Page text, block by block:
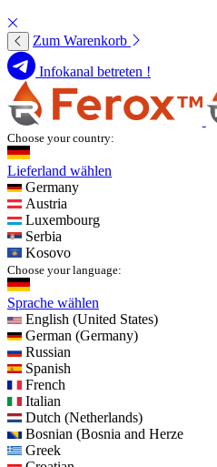
Zum Warenkorb
Infokanal betreten !
Choose your country:
Lieferland wählen
Germany
Austria
Luxembourg
Serbia
Kosovo
Choose your language:
Sprache wählen
English (United States)
German (Germany)
Russian
Spanish
French
Italian
Dutch (Netherlands)
Bosnian (Bosnia and Herze
Greek